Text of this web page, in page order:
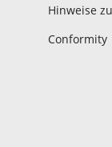
Hinweise
Conformity